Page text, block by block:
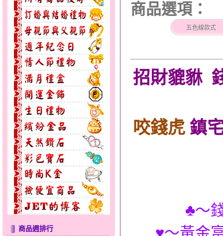
商品週排行
商品選項：
五色線款式
招財貔貅
咬錢虎鎮
♣～